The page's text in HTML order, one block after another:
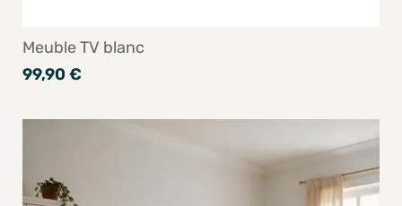
Meuble TV blanc
99,90 €